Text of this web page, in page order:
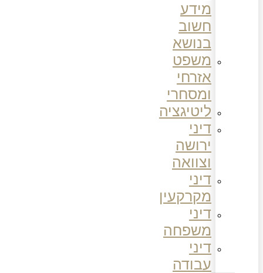
מידע
חשוב
בנושא
משפט
אזרחי
ומסחרי
ליטיגציה
דיני
ירושה
וצוואה
דיני
מקרקעין
דיני
משפחה
דיני
עבודה